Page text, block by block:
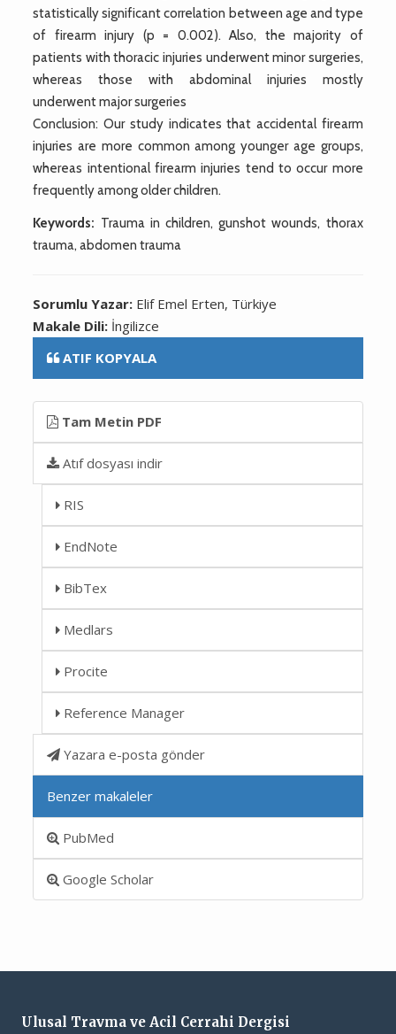
statistically significant correlation between age and type
of firearm injury (p = 0.002). Also, the majority of
patients with thoracic injuries underwent minor surgeries,
whereas those with abdominal injuries mostly
underwent major surgeries
Conclusion: Our study indicates that accidental firearm
injuries are more common among younger age groups,
whereas intentional firearm injuries tend to occur more
frequently among older children.
Keywords: Trauma in children, gunshot wounds, thorax
trauma, abdomen trauma
Sorumlu Yazar: Elif Emel Erten, Türkiye
Makale Dili: İngilizce
ATIF KOPYALA
Tam Metin PDF
Atıf dosyası indir
RIS
EndNote
BibTex
Medlars
Procite
Reference Manager
Yazara e-posta gönder
Benzer makaleler
PubMed
Google Scholar
Ulusal Travma ve Acil Cerrahi Dergisi